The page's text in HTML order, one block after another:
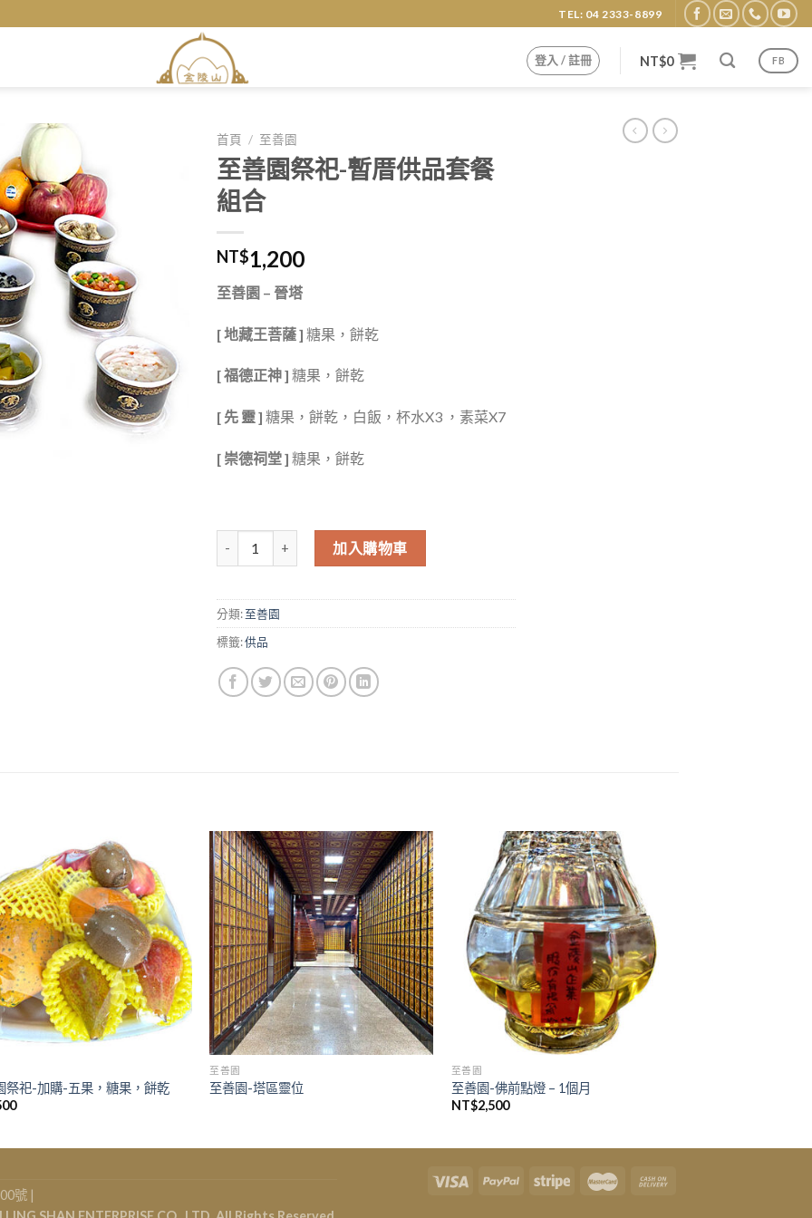
TEL: 04 2333-8899
登入 / 註冊 NT$0 FB
首頁 / 至善園
至善園祭祀-暫厝供品套餐
組合
NT$1,200
至善園 – 晉塔
[ 地藏王菩薩 ] 糖果，餅乾
[ 福德正神 ] 糖果，餅乾
[ 先 靈 ] 糖果，餅乾，白飯， 杯水X3 ， 素菜X7
[ 崇德祠堂 ] 糖果，餅乾
至善園祭祀-暫厝供品套餐組合 數量
加入購物車
分類:至善園
標籤:供品
祭祀-加購-五果，糖果，餅乾
至善園
至善園-塔區靈位
至善園
至善園-佛前點燈 – 1個月
NT$2,500
號 |